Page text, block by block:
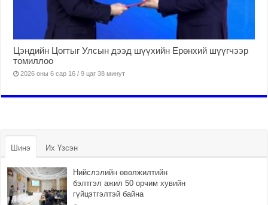
Цэндийн Цогтыг Улсын дээд шүүхийн Ерөнхий шүүгчээр
томиллоо
2026 оны 6 сар 16 / 9 цаг 38 минут
Шинэ Их Үзсэн
Нийслэлийн өвөлжилтийн
бэлтгэл ажил 50 орчим хувийн
гүйцэтгэлтэй байна